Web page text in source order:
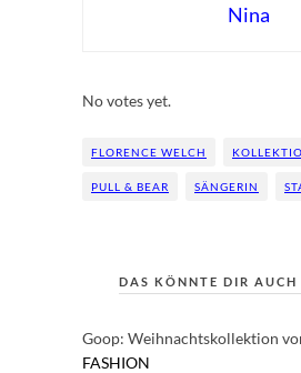
Nina
No votes yet.
FLORENCE WELCH
PULL & BEAR SÄNGERIN
DAS KÖNNTE DIR AUCH
Goop: Weihnachtskollektion
FASHION